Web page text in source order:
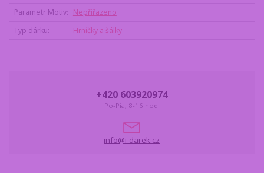
Parametr Motiv
Nepřiřazeno
Typ dárku
Hrníčky a šálky
+420 603920974
Po-Pia, 8-16 hod.
info@i-darek.cz